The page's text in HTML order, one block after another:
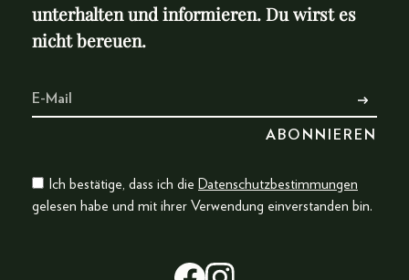
unterhalten und informieren. Du wirst es
nicht bereuen.
Ich bestätige, dass ich die Datenschutzbestimmungen
gelesen habe und mit ihrer Verwendung einverstanden bin.